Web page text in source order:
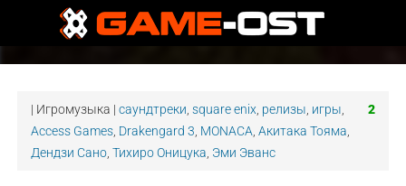
2
| Игромузыка |саундтреки ,square enix релизы игры
Access Games Drakengard 3 MONACA ,Акитака Тояма
Дендзи Сано ,Тихиро Оницука Эми Эванс